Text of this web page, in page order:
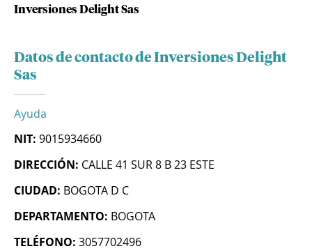
Inversiones Delight Sas
Datos de contacto de Inversiones Delight
Sas
Ayuda
NIT: 9015934660
DIRECCIÓN: CALLE 41 SUR 8 B 23 ESTE
CIUDAD: BOGOTA D C
DEPARTAMENTO: BOGOTA
TELÉFONO: 3057702496